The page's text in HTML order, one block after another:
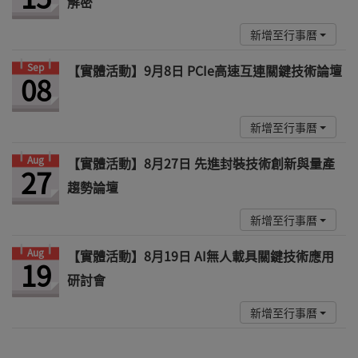
新增至行事曆
Sep
08 【實體活動】9月8日 PCIe高速互連關鍵技術論壇
新增至行事曆
Aug
27
【實體活動】8月27日 先進封裝技術創新與量產
趨勢論壇
新增至行事曆
Aug
19
【實體活動】8月19日 AI無人載具關鍵技術應用
研討會
新增至行事曆